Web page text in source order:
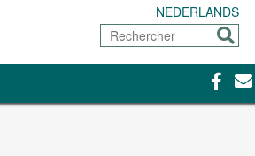
NEDERLANDS
Rechercher